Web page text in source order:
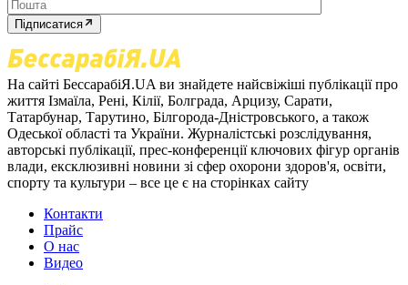
Підписатися
На сайті БессарабіЯ.UA ви знайдете найсвіжіші публікації про
життя Ізмаїла, Рені, Кілії, Болграда, Арцизу, Сарати,
Татарбунар, Тарутино, Білгорода-Дністровського, а також
Одеської області та України. Журналістські розслідування,
авторські публікації, прес-конференції ключових фігур органів
влади, ексклюзивні новини зі сфер охорони здоров'я, освіти,
спорту та культури – все це є на сторінках сайту
Контакти
Прайс
О нас
Видео